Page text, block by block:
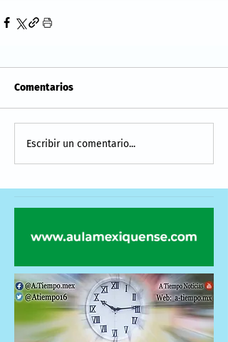
Comentarios
Escribir un comentario...